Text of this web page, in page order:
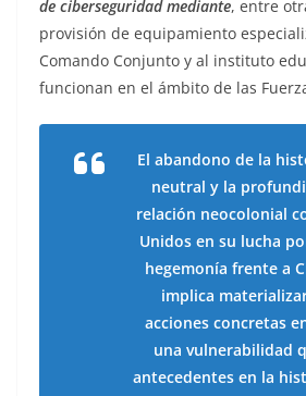
de ciberseguridad mediante, entre
provisión de equipamiento
Comando Conjunto y al instituto
funcionan en el ámbito de las
El abandono de la
neutral y la
relación neocolonial
Unidos en su lucha
hegemonía frente a
implica
acciones concretas
una vulnerabilidad
antecedentes en la